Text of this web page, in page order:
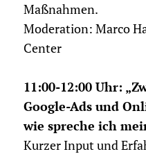
Maßnahmen.
Moderation: Marco
Center
11:00-12:00 Uhr:
Google-Ads und
wie spreche ich
Kurzer Input und